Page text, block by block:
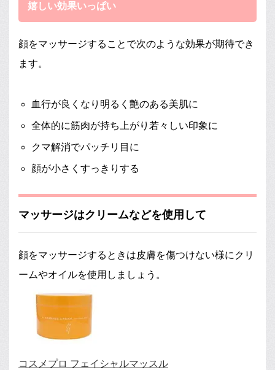
嬉しい効果いっぱい
顔をマッサージすることで次のような効果が期待でき
ます。
血行が良くなり明るく艶のある美肌に
全体的に筋肉が持ち上がり若々しい印象に
クマ解消でパッチリ目に
顔が小さくすっきりする
マッサージはクリームなどを使用して
顔をマッサージするときは皮膚を傷つけない様にクリ
ームやオイルを使用しましょう。
コスメプロ フェイシャルマッスル